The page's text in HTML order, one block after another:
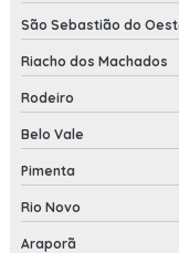
São Sebastião do
Riacho dos Machados
Rodeiro
Belo Vale
Pimenta
Rio Novo
Araporã